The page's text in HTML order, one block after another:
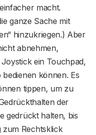
macht.
ganze Sache mit
hinzukriegen.) Aber
abnehmen,
ein Touchpad,
können. Es
tippen, um zu
der
gedrückt halten, bis
zum Rechtsklick